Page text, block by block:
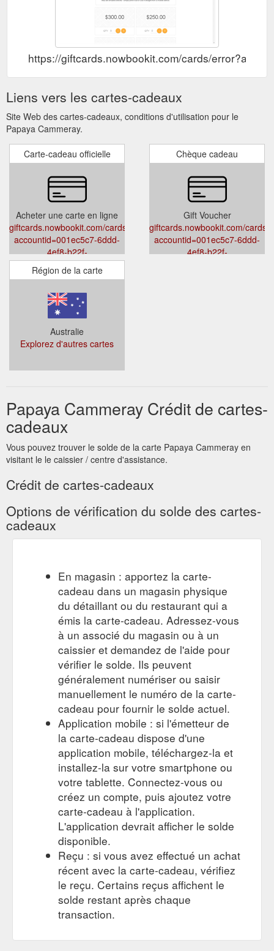
https://giftcards.nowbookit.com/cards/
Liens vers les cartes-cadeaux
Site Web des cartes-cadeaux, conditions d'utilisation pour le
Papaya Cammeray.
Carte-cadeau officielle
Acheter une carte en ligne
giftcards.nowbookit.com/cards/error?
accountid=001ec5c7-6ddd-
4ef8-b22f-
fad92d4eec66&venueid=5871&theme=light&accent=254,151,0
Chèque cadeau
Gift Voucher
giftcards.nowbookit.com/cards/
accountid=001ec5c7-6ddd-
4ef8-b22f-
Région de la carte
Australie
Explorez d'autres cartes
Papaya Cammeray Crédit de cartes-
cadeaux
Vous pouvez trouver le solde de la carte Papaya Cammeray en
visitant le le caissier / centre d'assistance.
Crédit de cartes-cadeaux
Options de vérification du solde des cartes-
cadeaux
En magasin : apportez la carte-
cadeau dans un magasin physique
du détaillant ou du restaurant qui a
émis la carte-cadeau. Adressez-vous
à un associé du magasin ou à un
caissier et demandez de l'aide pour
vérifier le solde. Ils peuvent
généralement numériser ou saisir
manuellement le numéro de la carte-
cadeau pour fournir le solde actuel.
Application mobile : si l'émetteur de
la carte-cadeau dispose d'une
application mobile, téléchargez-la et
installez-la sur votre smartphone ou
votre tablette. Connectez-vous ou
créez un compte, puis ajoutez votre
carte-cadeau à l'application.
L'application devrait afficher le solde
disponible.
Reçu : si vous avez effectué un achat
récent avec la carte-cadeau, vérifiez
le reçu. Certains reçus affichent le
solde restant après chaque
transaction.